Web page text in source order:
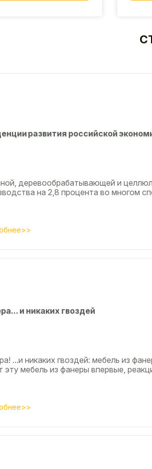
paзвития poccийcкoй
деревообрабатывающей и
на 2,8 процента во многом
и никaкиx гвoздeй
...и никаких гвоздей: мебель из
эту мебель из фанеры впервые,